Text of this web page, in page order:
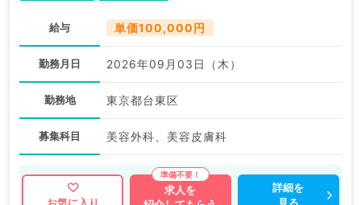
給与 単価100,000円
勤務月日 2026年09月03日（木）
勤務地 東京都台東区
募集科目 美容外科、美容皮膚科
求人を
詳細を
見る